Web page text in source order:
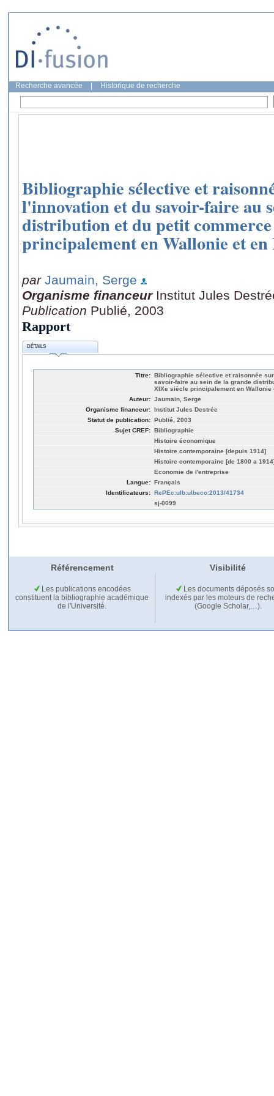
Recherche avancée Historique de recherche
Bibliographie sélective et
l'innovation et du savoir-faire au
distribution et du petit
principalement en Wallonie et en
par Jaumain, Serge
Organisme financeur Institut Jules
Publication Publié, 2003
Rapport
DÉTAILS
Titre: Bibliographie sélective et raisonnée
savoir-faire au sein de la grande
XIXe siècle principalement en Wallonie
Auteur: Jaumain, Serge
Organisme financeur: Institut Jules Destrée
Statut de publication: Publié, 2003
Sujet CREF: Bibliographie
Histoire économique
Histoire contemporaine [depuis 1914]
Histoire contemporaine [de 1800 a
Economie de l'entreprise
Langue: Français
Identificateurs: RePEc:ulb:ulbeco:2013/41734
sj-0099
Référencement Visibilité
Les publications encodées
constituent la bibliographie académique
de l'Université.
Les documents déposés
indexés par les moteurs de
(Google Scholar,…).